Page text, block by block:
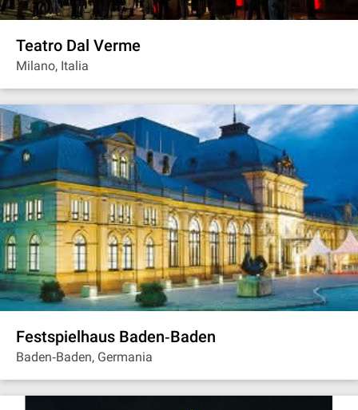
Teatro Dal Verme
Milano, Italia
Festspielhaus Baden‐Baden
Baden‐Baden, Germania